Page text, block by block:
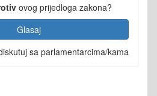
ovog prijedloga zakona?
Glasaj
sa parlamentarcima/kama